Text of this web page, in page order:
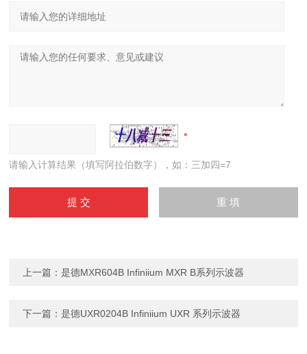
请输入计算结果（填写阿拉伯数字），如：三加四=7
上一篇：是德MXR604B Infiniium MXR B系列示波器
下一篇：是德UXR0204B Infiniium UXR 系列示波器